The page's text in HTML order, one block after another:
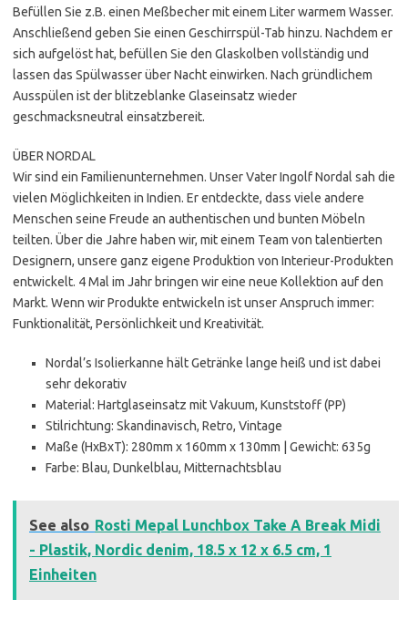
Befüllen Sie z.B. einen Meßbecher mit einem Liter warmem Wasser.
Anschließend geben Sie einen Geschirrspül-Tab hinzu. Nachdem er
sich aufgelöst hat, befüllen Sie den Glaskolben vollständig und
lassen das Spülwasser über Nacht einwirken. Nach gründlichem
Ausspülen ist der blitzeblanke Glaseinsatz wieder
geschmacksneutral einsatzbereit.
ÜBER NORDAL
Wir sind ein Familienunternehmen. Unser Vater Ingolf Nordal sah die
vielen Möglichkeiten in Indien. Er entdeckte, dass viele andere
Menschen seine Freude an authentischen und bunten Möbeln
teilten. Über die Jahre haben wir, mit einem Team von talentierten
Designern, unsere ganz eigene Produktion von Interieur-Produkten
entwickelt. 4 Mal im Jahr bringen wir eine neue Kollektion auf den
Markt. Wenn wir Produkte entwickeln ist unser Anspruch immer:
Funktionalität, Persönlichkeit und Kreativität.
Nordal’s Isolierkanne hält Getränke lange heiß und ist dabei
sehr dekorativ
Material: Hartglaseinsatz mit Vakuum, Kunststoff (PP)
Stilrichtung: Skandinavisch, Retro, Vintage
Maße (HxBxT): 280mm x 160mm x 130mm | Gewicht: 635g
Farbe: Blau, Dunkelblau, Mitternachtsblau
See also Rosti Mepal Lunchbox Take A Break Midi
- Plastik, Nordic denim, 18.5 x 12 x 6.5 cm, 1
Einheiten